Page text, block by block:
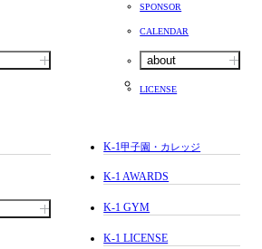
SPONSOR
CALENDAR
about
LICENSE
K-1甲子園・カレッジ
K-1 AWARDS
K-1 GYM
K-1 LICENSE